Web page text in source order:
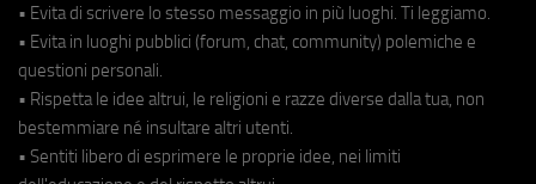
• Evita di scrivere lo stesso messaggio in più luoghi. Ti leggiamo.
• Evita in luoghi pubblici (forum, chat, community) polemiche e
questioni personali.
• Rispetta le idee altrui, le religioni e razze diverse dalla tua, non
bestemmiare né insultare altri utenti.
• Sentiti libero di esprimere le proprie idee, nei limiti